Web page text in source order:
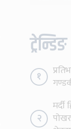
ट्रेन्डिङ
१
२